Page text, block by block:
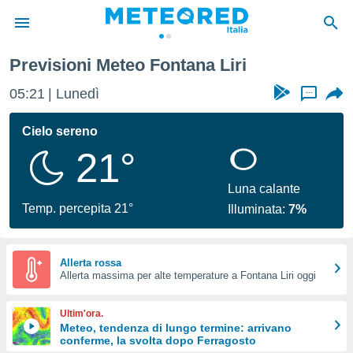
di
per
le
di
Web
le
Previsioni Meteo Fontana Liri
05:21 Lunedì ...
Cielo sereno
21°
Temp. percepita 21°
Luna calante
Illuminata:7%
Allerta rossa
Allerta massima per alte temperature a Fontana Liri oggi
Ultim'ora.
Meteo, tendenza di lungo termine: arrivano
conferme, la svolta dopo Ferragosto